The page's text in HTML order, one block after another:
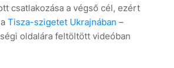
csatlakozása a végső cél, ezért
Tisza-szigetet Ukrajnában –
oldalára feltöltött videóban